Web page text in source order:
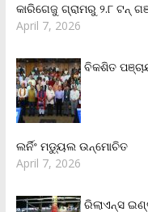
କାରିଗେଜୁ ଗ୍ରାମରୁ ୨.୮ ଟନ୍
April 7, 2026
ବିକଶିତ
ଲର୍ନିଂ ମଡ୍ୟୁଲ ଉନ୍ମୋଚିତ
April 7, 2026
ରିଲାଏନ୍‌ସ